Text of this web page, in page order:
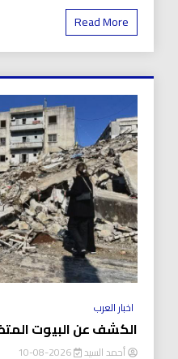
Read More
اخبار العرب
الكشف عن البيوت
أحمد السيد 2026-08-10